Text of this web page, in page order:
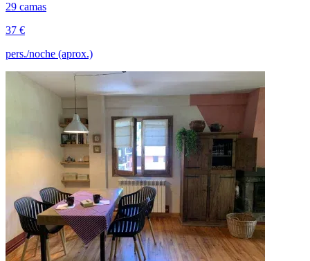
29 camas
37 €
pers./noche (aprox.)